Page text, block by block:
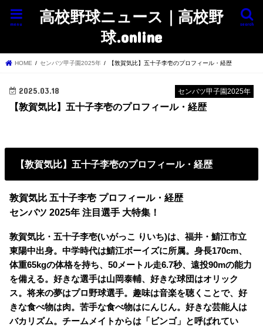
高校野球ニュース｜高校野
球.online
search
menu
HOME センバツ甲子園2025年 【敦賀気比】五十子李壱のプロフィール・経歴
センバツ甲子園2025年
2025.03.18
【敦賀気比】五十子李壱のプロフィール・経歴
【敦賀気比】五十子李壱のプロフィール・経歴
敦賀気比 五十子李壱 プロフィール・経歴
センバツ 2025年 注目選手 大特集！
敦賀気比・五十子李壱(いがっこ りいち)は、福井・鯖江市立
東陽中出身。中学時代は鯖江ボーイズに所属。身長170cm、
体重65kgの体格を持ち、50メートル走6.7秒、遠投90mの能力
を備える。好きな選手は山岡泰輔、好きな球団はオリック
ス。将来の夢はプロ野球選手。趣味は音楽を聴くことで、好
きな食べ物は肉。苦手な食べ物はにんじん。好きな芸能人は
バカリズム。チームメイトからは「ビンゴ」と呼ばれてい